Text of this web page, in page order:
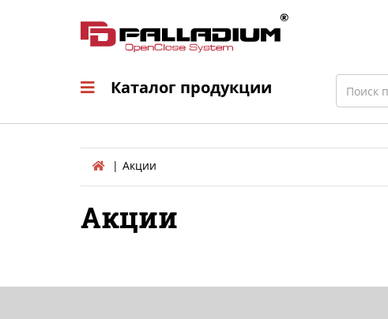
Каталог продукции
Каталог продукции Search
Акции
Акции